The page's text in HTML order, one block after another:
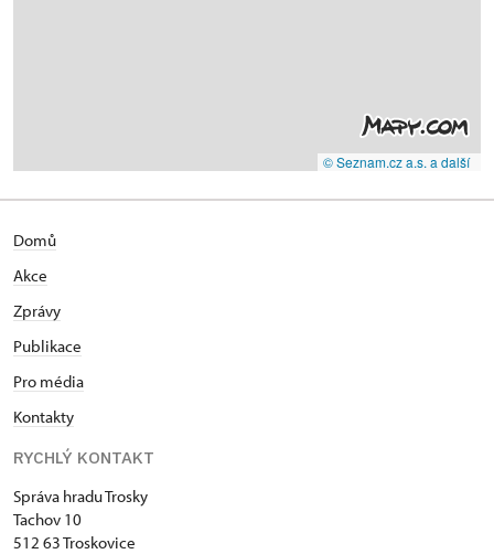
© Seznam.cz a.s. a další
Domů
Akce
Zprávy
Publikace
Pro média
Kontakty
RYCHLÝ KONTAKT
Správa hradu Trosky
Tachov 10
512 63 Troskovice